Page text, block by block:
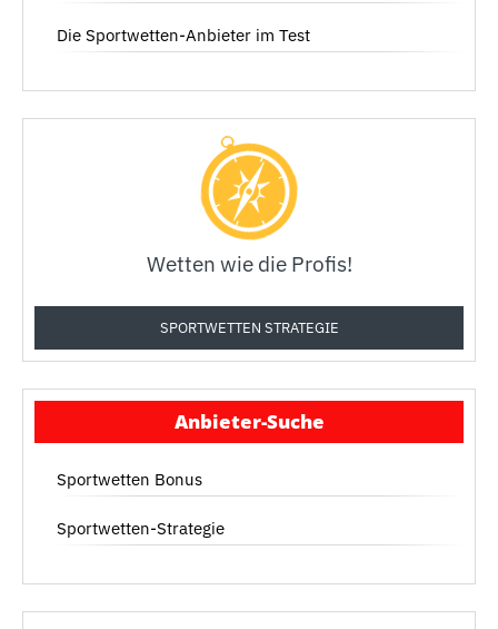
Die Sportwetten-Anbieter im Test
Wetten wie die Profis!
SPORTWETTEN STRATEGIE
Anbieter-Suche
Sportwetten Bonus
Sportwetten-Strategie